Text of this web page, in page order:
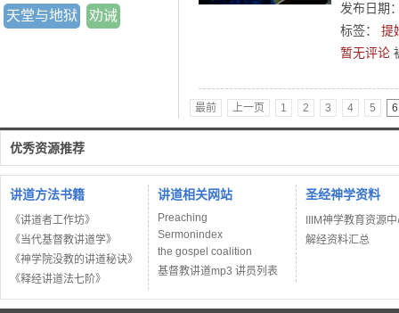
天堂与地狱 劝诫
发布日期
标签： 提
暂无评论
最前 上一页 1 2 3 4 5 6
优秀资源推荐
讲道方法书籍
《讲道者工作坊》
《当代基督教讲道学》
《神学院没教的讲道秘诀》
《释经讲道法七阶》
讲道相关网站
Preaching
Sermonindex
the gospel coalition
基督教讲道mp3 讲员列表
圣经神学资料
IIIM神学教育资源
解经资料汇总